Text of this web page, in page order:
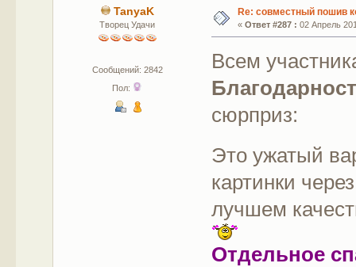
TanyaK
Творец Удачи
Сообщений: 2842
Пол:
Re: совместный пошив
« Ответ #287 : 02 Апрель
Всем
сюрприз:
Это ужатый
картинки
лучшем
Отдельное